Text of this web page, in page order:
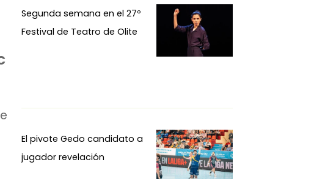
Segunda semana en el 27º
Festival de Teatro de Olite
El pivote Gedo candidato a
jugador revelación